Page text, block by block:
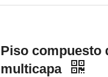
Piso compuesto
multicapa